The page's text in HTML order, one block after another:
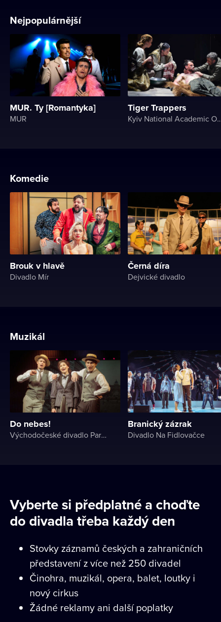
Nejpopulárnější
MUR. Ty [Romantyka]
MUR
Tiger Trappers
Kyiv National
Komedie
Brouk v hlavě
Divadlo Mír
Černá díra
Dejvické divadlo
Muzikál
Do nebes!
Východočeské divadlo Pardubice
Branický zázrak
Divadlo Na Fidlovačce
Vyberte si předplatné a choďte
do divadla třeba každý den
Stovky záznamů českých a zahraničních
představení z více než 250 divadel
Činohra, muzikál, opera, balet, loutky i
nový cirkus
Žádné reklamy ani další poplatky